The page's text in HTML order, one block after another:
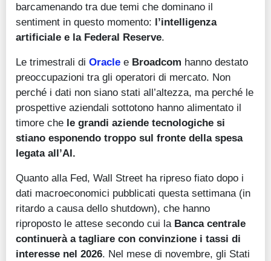
barcamenando tra due temi che dominano il
sentiment in questo momento: l’intelligenza
artificiale e la Federal Reserve.
Le trimestrali di Oracle e Broadcom hanno destato
preoccupazioni tra gli operatori di mercato. Non
perché i dati non siano stati all’altezza, ma perché le
prospettive aziendali sottotono hanno alimentato il
timore che le grandi aziende tecnologiche si
stiano esponendo troppo sul fronte della spesa
legata all’AI.
Quanto alla Fed, Wall Street ha ripreso fiato dopo i
dati macroeconomici pubblicati questa settimana (in
ritardo a causa dello shutdown), che hanno
riproposto le attese secondo cui la Banca centrale
continuerà a tagliare con convinzione i tassi di
interesse nel 2026. Nel mese di novembre, gli Stati